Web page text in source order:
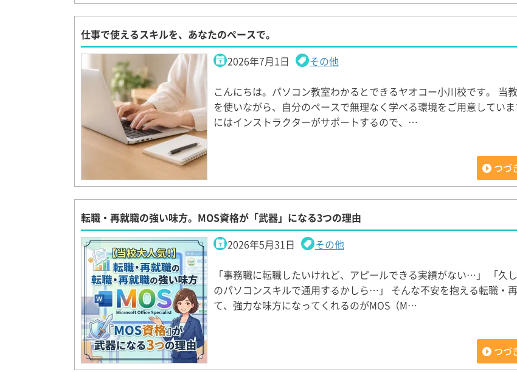
仕事で使えるスキルを、あなたのペースで。
2026年7月1日
その他
こんにちは。パソコン教室わかるとできるヤオコー小川校です。 当
を使いながら、自分のペースで無理なく学べる環境をご用意してい
にはインストラクターがサポートするので、…
つづ
転職・再就職の強い味方。MOS資格が「武器」になる3つの理由
2026年5月31日
その他
「事務職に転職したいけれど、アピールできる実績がない…」 「久
のパソコンスキルで通用するかしら…」 そんな不安を抱える転職・
て、強力な味方になってくれるのがMOS（M…
つづ